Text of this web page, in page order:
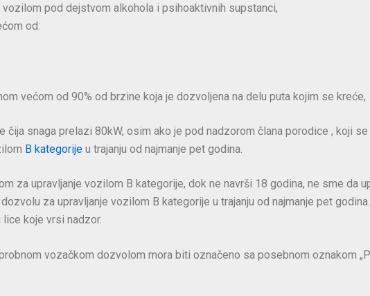
pod dejstvom alkohola i psihoaktivnih supstanci,
od:
većom od 90% od brzine koja je dozvoljena na delu puta kojim se kreće,
čija snaga prelazi 80kW, osim ako je pod nadzorom člana porodice , koji
B kategorije u trajanju od najmanje pet godina.
za upravljanje vozilom B kategorije, dok ne navrši 18 godina, ne sme da
za upravljanje vozilom B kategorije u trajanju od najmanje pet
koje vrsi nadzor.
vozačkom dozvolom mora biti označeno sa posebnom oznakom